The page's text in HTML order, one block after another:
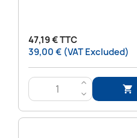
47,19 € TTC
39,00 € (VAT Excluded)
>
<
